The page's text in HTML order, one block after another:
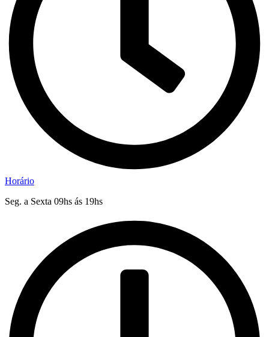
Horário
Seg. a Sexta 09hs ás 19hs